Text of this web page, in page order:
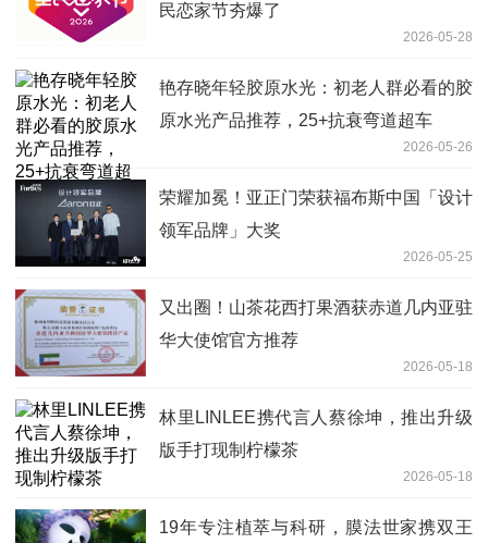
民恋家节夯爆了
2026-05-28
艳存晓年轻胶原水光：初老人群必看的胶
原水光产品推荐，25+抗衰弯道超车
2026-05-26
荣耀加冕！亚正门荣获福布斯中国「设计
领军品牌」大奖
2026-05-25
又出圈！山茶花西打果酒获赤道几内亚驻
华大使馆官方推荐
2026-05-18
林里LINLEE携代言人蔡徐坤，推出升级
版手打现制柠檬茶
2026-05-18
19年专注植萃与科研，膜法世家携双王